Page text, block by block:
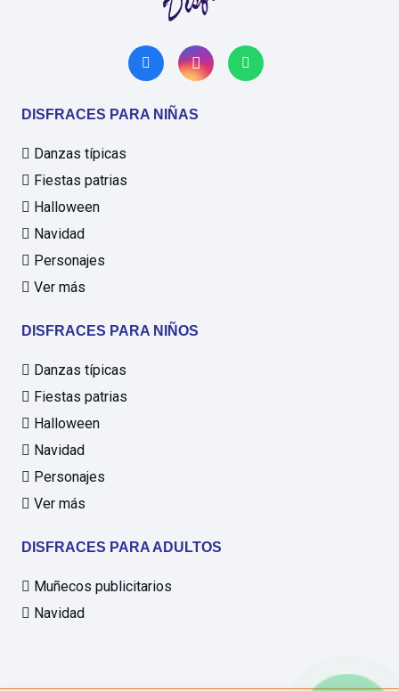
DISFRACES PARA NIÑAS
Danzas típicas
Fiestas patrias
Halloween
Navidad
Personajes
Ver más
DISFRACES PARA NIÑOS
Danzas típicas
Fiestas patrias
Halloween
Navidad
Personajes
Ver más
DISFRACES PARA ADULTOS
Muñecos publicitarios
Navidad